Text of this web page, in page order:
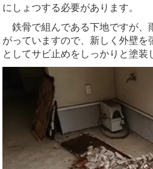
にしょつする必要があります。
鉄骨で組んである下地ですが、
がっていますので、新しく外壁を
としてサビ止めをしっかりと塗装